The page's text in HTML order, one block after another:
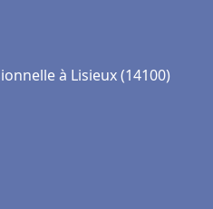
à Lisieux (14100)